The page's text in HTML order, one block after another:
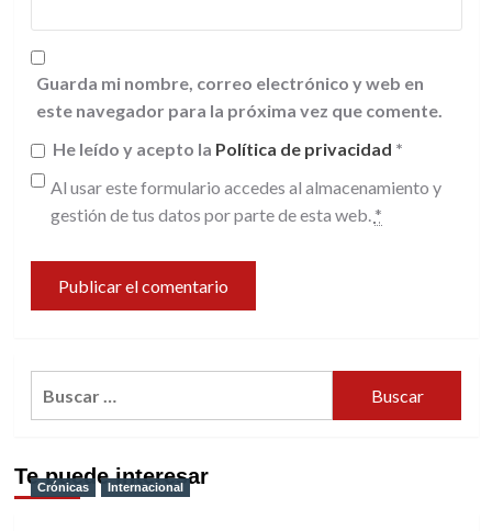
Guarda mi nombre, correo electrónico y web en
este navegador para la próxima vez que comente.
He leído y acepto la Política de privacidad *
Al usar este formulario accedes al almacenamiento y
gestión de tus datos por parte de esta web. *
Te puede interesar
Crónicas Internacional